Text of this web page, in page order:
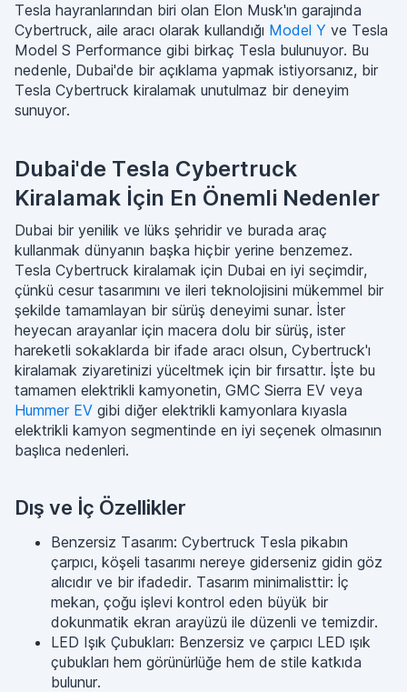
Tesla hayranlarından biri olan Elon Musk'ın garajında
Cybertruck, aile aracı olarak kullandığı Model Y ve Tesla
Model S Performance gibi birkaç Tesla bulunuyor. Bu
nedenle, Dubai'de bir açıklama yapmak istiyorsanız, bir
Tesla Cybertruck kiralamak unutulmaz bir deneyim
sunuyor.
Dubai'de Tesla Cybertruck
Kiralamak İçin En Önemli Nedenler
Dubai bir yenilik ve lüks şehridir ve burada araç
kullanmak dünyanın başka hiçbir yerine benzemez.
Tesla Cybertruck kiralamak için Dubai en iyi seçimdir,
çünkü cesur tasarımını ve ileri teknolojisini mükemmel bir
şekilde tamamlayan bir sürüş deneyimi sunar. İster
heyecan arayanlar için macera dolu bir sürüş, ister
hareketli sokaklarda bir ifade aracı olsun, Cybertruck'ı
kiralamak ziyaretinizi yüceltmek için bir fırsattır. İşte bu
tamamen elektrikli kamyonetin, GMC Sierra EV veya
Hummer EV gibi diğer elektrikli kamyonlara kıyasla
elektrikli kamyon segmentinde en iyi seçenek olmasının
başlıca nedenleri.
Dış ve İç Özellikler
Benzersiz Tasarım: Cybertruck Tesla pikabın
çarpıcı, köşeli tasarımı nereye giderseniz gidin göz
alıcıdır ve bir ifadedir. Tasarım minimalisttir: İç
mekan, çoğu işlevi kontrol eden büyük bir
dokunmatik ekran arayüzü ile düzenli ve temizdir.
LED Işık Çubukları: Benzersiz ve çarpıcı LED ışık
çubukları hem görünürlüğe hem de stile katkıda
bulunur.